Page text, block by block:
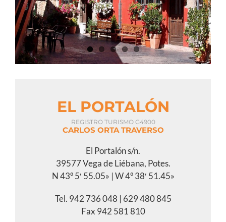
Image
EL PORTALÓN
REGISTRO TURISMO G4900
CARLOS ORTA TRAVERSO
El Portalón s/n.
39577 Vega de Liébana, Potes.
N 43º 5′ 55.05» | W 4º 38′ 51.45»
Tel. 942 736 048 | 629 480 845
Fax 942 581 810